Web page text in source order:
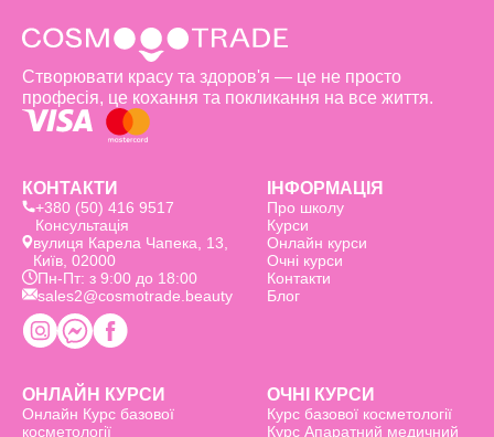
Створювати красу та здоров'я — це не просто
професія, це кохання та покликання на все життя.
КОНТАКТИ
+380 (50) 416 9517
Консультація
вулиця Карела Чапека, 13,
Київ, 02000
Пн-Пт: з 9:00 до 18:00
sales2@cosmotrade.beauty
ІНФОРМАЦІЯ
Про школу
Курси
Онлайн курси
Очні курси
Контакти
Блог
ОНЛАЙН КУРСИ
Онлайн Курс базовоï
косметології
ОЧНІ КУРСИ
Курс базовоï косметології
Курс Апаратний медичний